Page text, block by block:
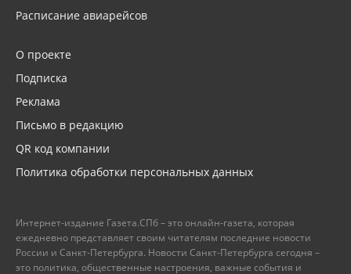
Расписание авиарейсов
О проекте
Подписка
Реклама
Письмо в редакцию
QR код компании
Политика обработки персональных данных
Интернет-издание Газета.СПб – это онлайн-газета, которая
ежедневно представляет своим читателям последние новости
России и Санкт-Петербурга. Новости Санкт-Петербурга сегодня –
это политика, общественные настроения, важные события и